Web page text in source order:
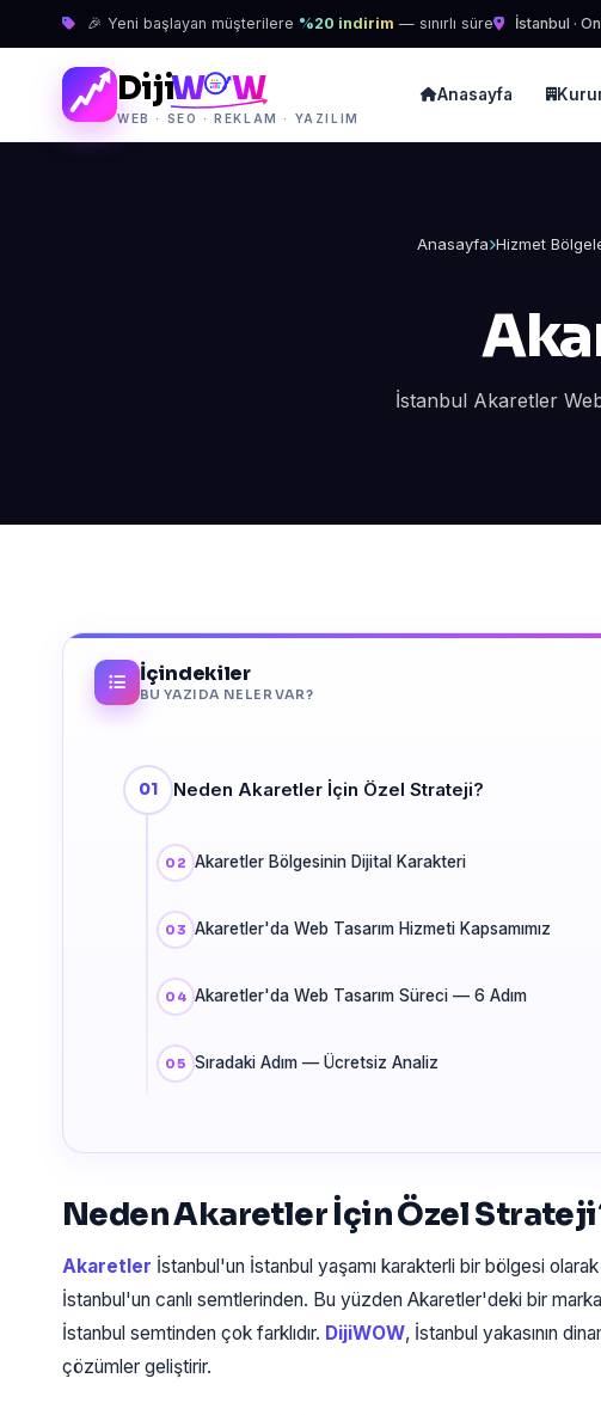
🎉 Yeni başlayan müşterilere %20 indirim — sınırlı süre İstanbul ·
DijiW W
WEB · SEO · REKLAM · YAZILIM
Anasayfa
Anasayfa Hizmet
İstanbul Akaretler
İçindekiler
BU YAZIDA NELER VAR?
Neden Akaretler İçin Özel Strateji?
Akaretler Bölgesinin Dijital Karakteri
Akaretler'da Web Tasarım Hizmeti Kapsamımız
Akaretler'da Web Tasarım Süreci — 6 Adım
Sıradaki Adım — Ücretsiz Analiz
Neden Akaretler İçin Özel
Akaretler İstanbul'un İstanbul yaşamı karakterli bir bölgesi
İstanbul'un canlı semtlerinden. Bu yüzden Akaretler'deki bir
İstanbul semtinden çok farklıdır. DijiWOW, İstanbul yakasının
çözümler geliştirir.